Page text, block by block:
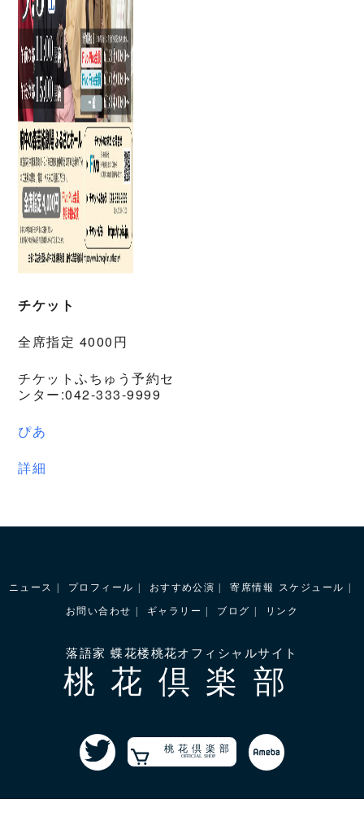
チケット
全席指定 4000円
チケットふちゅう予約セ
ンター:042-333-9999
ぴあ
詳細
ニュース プロフィール おすすめ公演 寄席情報 スケジュール
お問い合わせ ギャラリー ブログ リンク
落語家 蝶花楼桃花オフィシャルサイト
桃花倶楽部
桃花倶楽部
OFFICIAL SHOP